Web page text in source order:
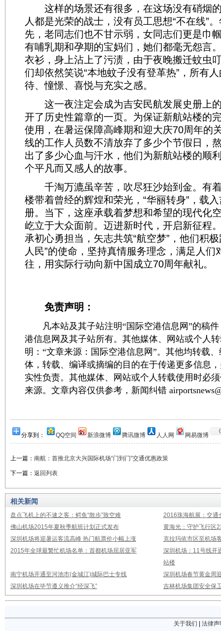
这样的场景还有很多，在这场没有硝烟的
人都是光荣的战士，没有员工思想“不在线”
先，老同志们也不甘示弱，女同志们更是巾
有哺乳期和孕期的宝妈们，她们都毫无怨言
衣衫，身上沾上了污渍，由于夜晚搬迁蚊虫
们却依然笑说“本地蚊子没有登革热”，所有
待、憧憬、喜悦与充实之感。
这一夜注定会成为吉安民航发展史册上的
开了历史性篇章的一页。为保证新航站楼的
使用，在暑运保障高峰期和迎大庆70周年的
线的工作人员数不清放弃了多少个节假日，
出了多少心血与汗水，他们为新航站楼的顺
个平凡而又感人的故事。
千淘万漉虽辛苦，吹尽狂沙始到金。有
楼带着曾经的辉煌和荣光，“华丽转身”，载
册。当下，这座承载着梦想和希望的现代化
屹立于大众面前。迈进新时代，开启新征程
承初心勇担当，矢志共筑“航空梦”，他们积
人民”的使命，坚持真情服务理念，满足人们
往，用实际行动向新中国成立70周年献礼。
免责声明：
凡本站及其子站注明“国际空港信息网”的稿件
港信息网及其子站所有。其他媒体、网站或个人
明：“文章来源：国际空港信息网”。其他均转载
体，转载、编译或摘编的目的在于传递更多信息
实性负责。其他媒体、网站或个人转载使用时必
来源。文章内容仅供参考，新闻纠错
分享到： QQ空间 新浪微博 腾讯微博 人人网 网易微博
上一篇： 南航：首推北京大兴国际机场“门到门”交通优惠政策
下一篇： 返回列表
相关新闻
盘点飞机上的不速之客：鳄鱼“散步”致空难
2016珠海航展：交通
佛山机场2015年夏秋季航班计划正式发布
黄海光：守护飞行区
深圳机场将迎暑运客流高峰 热门航票价小幅上涨
克拉玛依市区至机场
2015年全球最繁忙机场名单：首都机场屈居亚军
深圳机场：11号线开
站楼
南宁机场开通至河池市(金城江)城际巴士专线
深圳机场春节黄金周
深圳机场在毕节遵义推介“经深飞”
吉林机场集团安全保
关于我们
法律声